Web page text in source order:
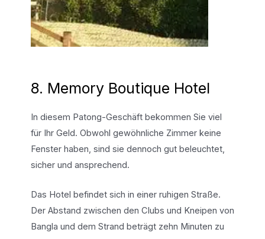
8. Memory Boutique Hotel
In diesem Patong-Geschäft bekommen Sie viel
für Ihr Geld. Obwohl gewöhnliche Zimmer keine
Fenster haben, sind sie dennoch gut beleuchtet,
sicher und ansprechend.
Das Hotel befindet sich in einer ruhigen Straße.
Der Abstand zwischen den Clubs und Kneipen von
Bangla und dem Strand beträgt zehn Minuten zu